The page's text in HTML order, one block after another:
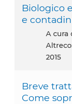
Biologico
e
A cura
2015
Breve
Come